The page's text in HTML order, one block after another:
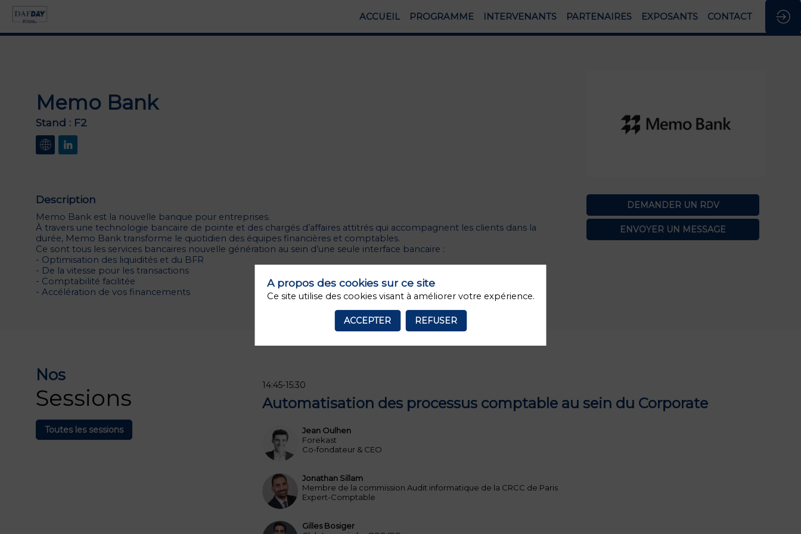
ACCUEIL PROGRAMME INTERVENANTS PARTENAIRES EXPOSANTS CONTACT
Memo Bank
Stand : F2
DEMANDER UN RDV
ENVOYER UN MESSAGE
Description
Memo Bank est la nouvelle banque pour entreprises.
À travers une technologie bancaire de pointe et des chargés d’affaires attitrés qui accompagnent les clients dans la
durée, Memo Bank transforme le quotidien des équipes financières et comptables.
Ce sont tous les services bancaires nouvelle génération au sein d’une seule interface bancaire :
- Optimisation des liquidités et du BFR
- De la vitesse pour les transactions
- Comptabilité facilitée
- Accélération de vos financements
Nos
Sessions
Toutes les sessions
14:45-15:30
Automatisation des processus comptable au sein du Corporate
JO
Jean Oulhen
Forekast
Co-fondateur & CEO
JS
Jonathan Sillam
Membre de la commission Audit informatique de la CRCC de Paris
Expert-Comptable
Gilles Bosiger
A propos des cookies sur ce site
Ce site utilise des cookies visant à améliorer votre expérience.
ACCEPTER REFUSER